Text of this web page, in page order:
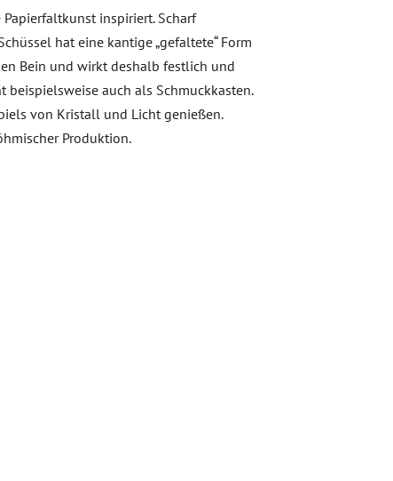
inspiriert. Scharf
hat eine kantige „gefaltete“ Form
Bein und wirkt deshalb festlich und
beispielsweise auch als Schmuckkasten.
von Kristall und Licht genießen.
Produktion.